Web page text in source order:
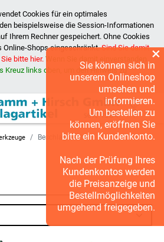
Cookies für ein optimales
beispielsweise die Session-Informationen
Ihrem Rechner gespeichert. Ohne Cookies
Online-Shops eingeschränkt.Sind Sie damit
bitte hier. Wenn Sie damit einverstanden
links oben, um den Hinweis zu
Beschlagtaschen
×
Sie können sich in
unserem Onlineshop
umsehen und
informieren.
Um bestellen zu
können, eröffnen Sie
bitte ein Kundenkonto.
Nach der Prüfung Ihres
Kundenkontos werden
die Preisanzeige und
Bestellmöglichkeiten
umgehend freigegeben.